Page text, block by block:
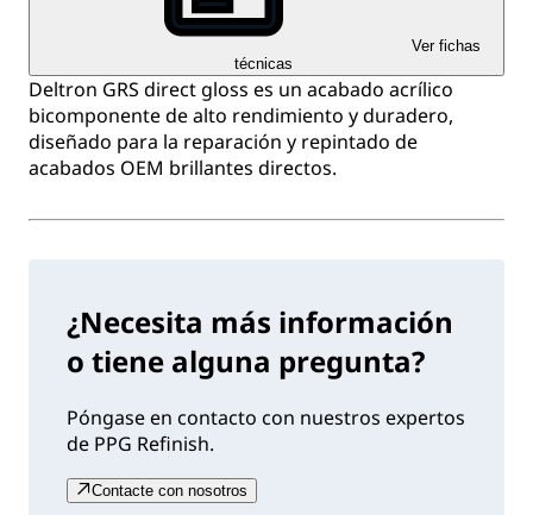
Ver fichas
técnicas
Deltron GRS direct gloss es un acabado acrílico
bicomponente de alto rendimiento y duradero,
diseñado para la reparación y repintado de
acabados OEM brillantes directos.
¿Necesita más información
o tiene alguna pregunta?
Póngase en contacto con nuestros expertos
de PPG Refinish.
Contacte con nosotros